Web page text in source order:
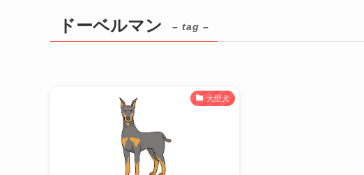
ドーベルマン – tag –
大型犬